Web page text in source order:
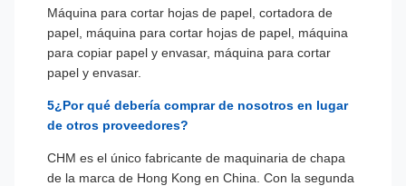
Máquina para cortar hojas de papel, cortadora de
papel, máquina para cortar hojas de papel, máquina
para copiar papel y envasar, máquina para cortar
papel y envasar.
5¿Por qué debería comprar de nosotros en lugar
de otros proveedores?
CHM es el único fabricante de maquinaria de chapa
de la marca de Hong Kong en China. Con la segunda